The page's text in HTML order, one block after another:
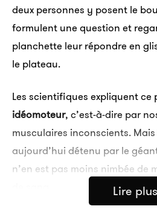
deux personnes y posent le
formulent une question et
planchette leur répondre en
le plateau.
Les scientifiques expliquent ce
idéomoteur, c’est-à-dire par
musculaires inconscients.
aujourd’hui détenu par le
n’en est pas moins nimbée de
Lire plus